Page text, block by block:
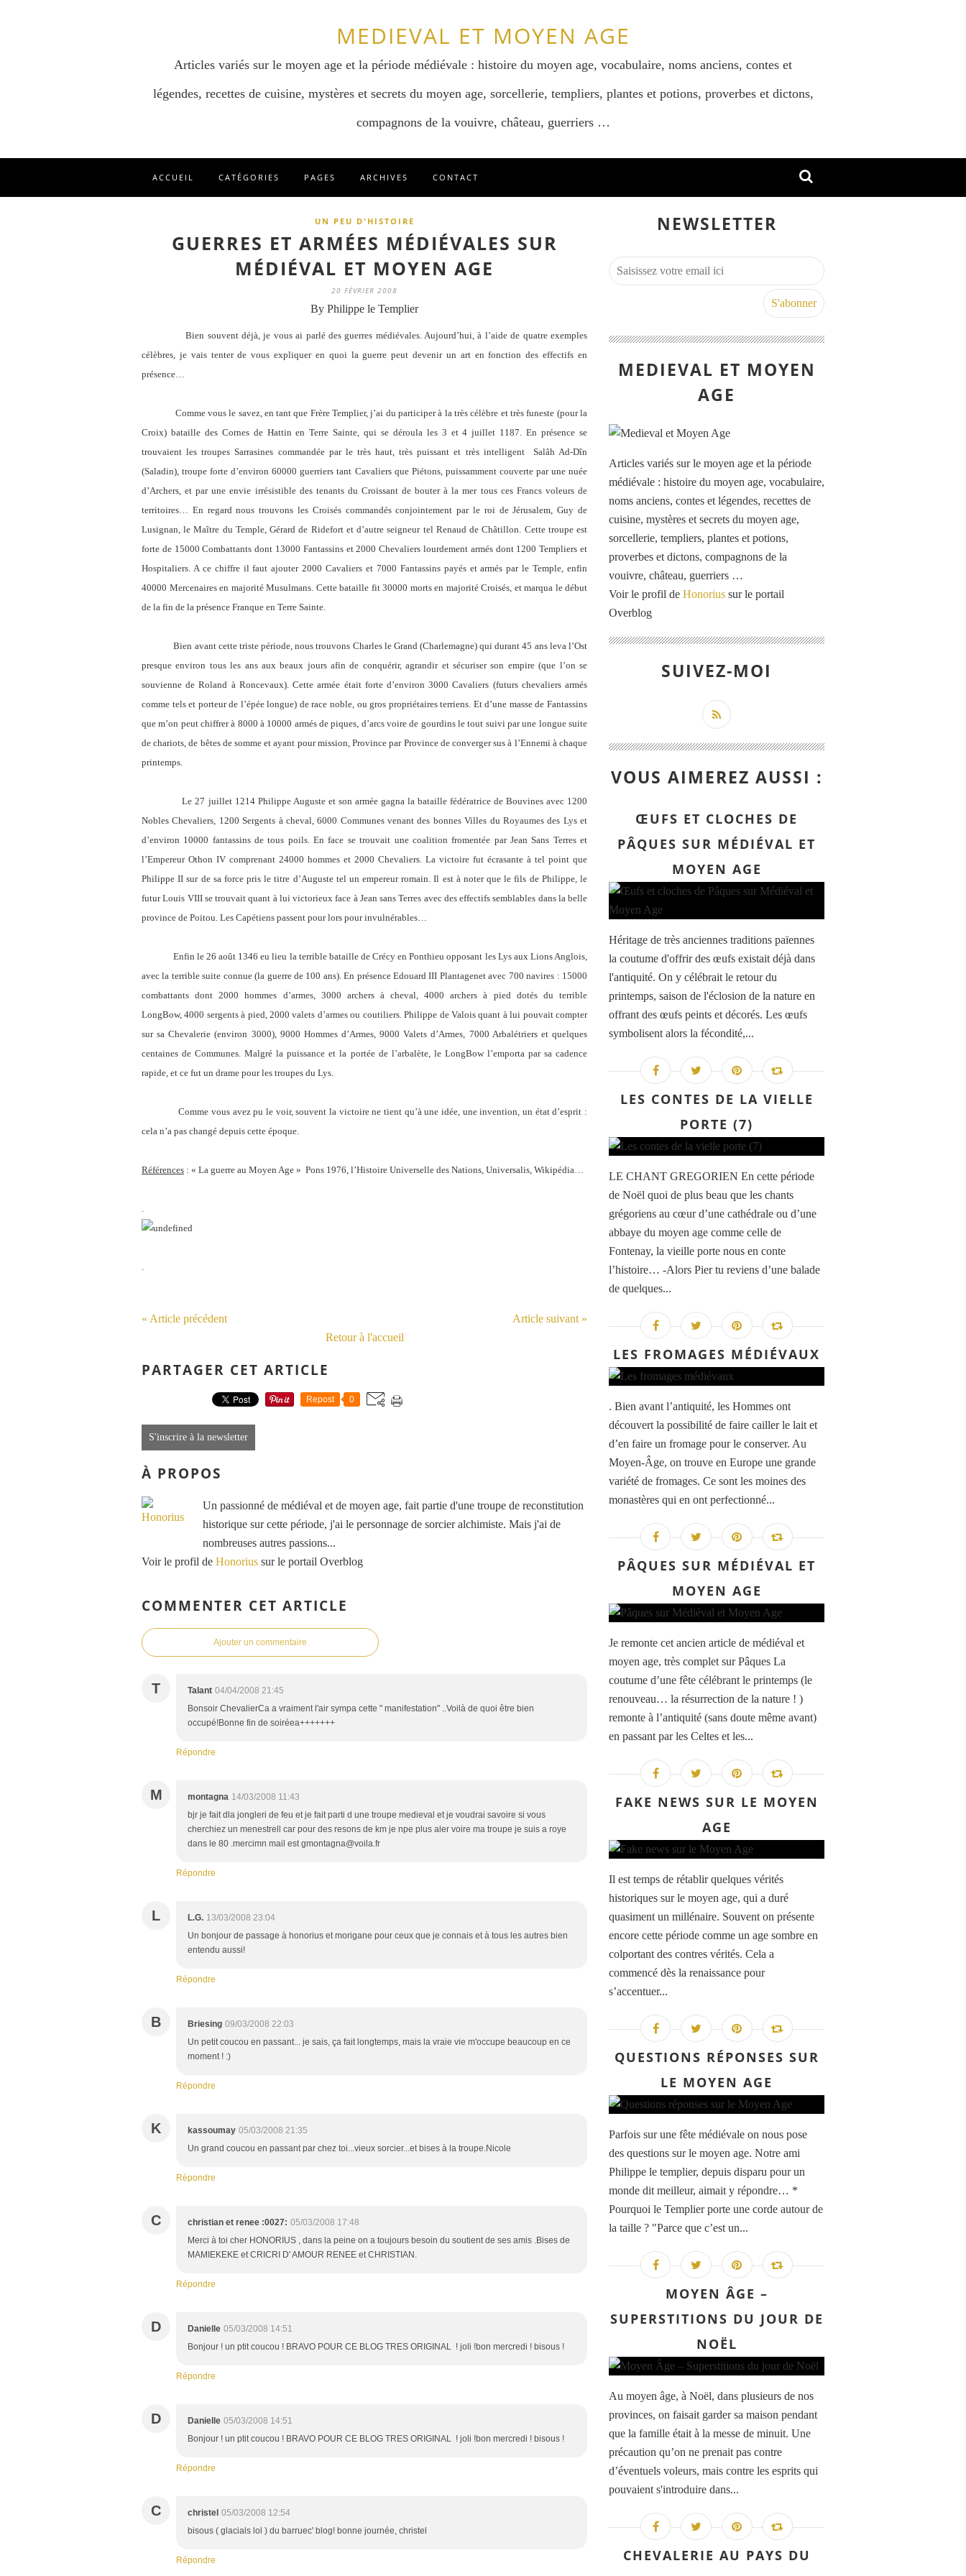
MEDIEVAL ET MOYEN AGE
Articles variés sur le moyen age et la période médiévale : histoire du moyen age, vocabulaire, noms anciens, contes et
légendes, recettes de cuisine, mystères et secrets du moyen age, sorcellerie, templiers, plantes et potions, proverbes et dictons,
compagnons de la vouivre, château, guerriers …
ACCUEIL CATÉGORIES PAGES ARCHIVES CONTACT
UN PEU D'HISTOIRE
GUERRES ET ARMÉES MÉDIÉVALES SUR
MÉDIÉVAL ET MOYEN AGE
20 FÉVRIER 2008
By Philippe le Templier
Bien souvent déjà, je vous ai parlé des guerres médiévales. Aujourd’hui, à l’aide de quatre exemples
célèbres, je vais tenter de vous expliquer en quoi la guerre peut devenir un art en fonction des effectifs en
présence…
Comme vous le savez, en tant que Frère Templier, j’ai du participer à la très célèbre et très funeste (pour la
Croix) bataille des Cornes de Hattin en Terre Sainte, qui se déroula les 3 et 4 juillet 1187. En présence se
trouvaient les troupes Sarrasines commandée par le très haut, très puissant et très intelligent Salâh Ad-Dîn
(Saladin), troupe forte d’environ 60000 guerriers tant Cavaliers que Piétons, puissamment couverte par une nuée
d’Archers, et par une envie irrésistible des tenants du Croissant de bouter à la mer tous ces Francs voleurs de
territoires… En regard nous trouvons les Croisés commandés conjointement par le roi de Jérusalem, Guy de
Lusignan, le Maître du Temple, Gérard de Ridefort et d’autre seigneur tel Renaud de Châtillon. Cette troupe est
forte de 15000 Combattants dont 13000 Fantassins et 2000 Chevaliers lourdement armés dont 1200 Templiers et
Hospitaliers. A ce chiffre il faut ajouter 2000 Cavaliers et 7000 Fantassins payés et armés par le Temple, enfin
40000 Mercenaires en majorité Musulmans. Cette bataille fit 30000 morts en majorité Croisés, et marqua le début
de la fin de la présence Franque en Terre Sainte.
Bien avant cette triste période, nous trouvons Charles le Grand (Charlemagne) qui durant 45 ans leva l’Ost
presque environ tous les ans aux beaux jours afin de conquérir, agrandir et sécuriser son empire (que l’on se
souvienne de Roland à Roncevaux). Cette armée était forte d’environ 3000 Cavaliers (futurs chevaliers armés
comme tels et porteur de l’épée longue) de race noble, ou gros propriétaires terriens. Et d’une masse de Fantassins
que m’on peut chiffrer à 8000 à 10000 armés de piques, d’arcs voire de gourdins le tout suivi par une longue suite
de chariots, de bêtes de somme et ayant pour mission, Province par Province de converger sus à l’Ennemi à chaque
printemps.
Le 27 juillet 1214 Philippe Auguste et son armée gagna la bataille fédératrice de Bouvines avec 1200
Nobles Chevaliers, 1200 Sergents à cheval, 6000 Communes venant des bonnes Villes du Royaumes des Lys et
d’environ 10000 fantassins de tous poils. En face se trouvait une coalition fromentée par Jean Sans Terres et
l’Empereur Othon IV comprenant 24000 hommes et 2000 Chevaliers. La victoire fut écrasante à tel point que
Philippe II sur de sa force pris le titre d’Auguste tel un empereur romain. Il est à noter que le fils de Philippe, le
futur Louis VIII se trouvait quant à lui victorieux face à Jean sans Terres avec des effectifs semblables dans la belle
province de Poitou. Les Capétiens passent pour lors pour invulnérables…
Enfin le 26 août 1346 eu lieu la terrible bataille de Crécy en Ponthieu opposant les Lys aux Lions Anglois,
avec la terrible suite connue (la guerre de 100 ans). En présence Edouard III Plantagenet avec 700 navires : 15000
combattants dont 2000 hommes d’armes, 3000 archers à cheval, 4000 archers à pied dotés du terrible
LongBow, 4000 sergents à pied, 2000 valets d’armes ou coutiliers. Philippe de Valois quant à lui pouvait compter
sur sa Chevalerie (environ 3000), 9000 Hommes d’Armes, 9000 Valets d’Armes, 7000 Arbalétriers et quelques
centaines de Communes. Malgré la puissance et la portée de l’arbalète, le LongBow l’emporta par sa cadence
rapide, et ce fut un drame pour les troupes du Lys.
Comme vous avez pu le voir, souvent la victoire ne tient qu’à une idée, une invention, un état d’esprit :
cela n’a pas changé depuis cette époque.
Références : « La guerre au Moyen Age » Pons 1976, l’Histoire Universelle des Nations, Universalis, Wikipédia…
.
.
« Article précédent
Article suivant »
Retour à l'accueil
PARTAGER CET ARTICLE
Repost 0
S'inscrire à la newsletter
À PROPOS
Un passionné de médiéval et de moyen age, fait partie d'une troupe de reconstitution
historique sur cette période, j'ai le personnage de sorcier alchimiste. Mais j'ai de
nombreuses autres passions...
Voir le profil de Honorius sur le portail Overblog
COMMENTER CET ARTICLE
Ajouter un commentaire
T Talant 04/04/2008 21:45
Bonsoir ChevalierCa a vraiment l'air sympa cette " manifestation" ..Voilà de quoi être bien
occupé!Bonne fin de soiréea+++++++
Répondre
M montagna 14/03/2008 11:43
bjr je fait dla jongleri de feu et je fait parti d une troupe medieval et je voudrai savoire si vous
cherchiez un menestrell car pour des resons de km je npe plus aler voire ma troupe je suis a roye
dans le 80 .mercimn mail est gmontagna@voila.fr
Répondre
L L.G. 13/03/2008 23:04
Un bonjour de passage à honorius et morigane pour ceux que je connais et à tous les autres bien
entendu aussi!
Répondre
B Briesing 09/03/2008 22:03
Un petit coucou en passant... je sais, ça fait longtemps, mais la vraie vie m'occupe beaucoup en ce
moment ! :)
Répondre
K kassoumay 05/03/2008 21:35
Un grand coucou en passant par chez toi...vieux sorcier...et bises à la troupe.Nicole
Répondre
C christian et renee :0027: 05/03/2008 17:48
Merci à toi cher HONORIUS , dans la peine on a toujours besoin du soutient de ses amis .Bises de
MAMIEKEKE et CRICRI D' AMOUR RENEE et CHRISTIAN.
Répondre
D Danielle 05/03/2008 14:51
Bonjour ! un ptit coucou ! BRAVO POUR CE BLOG TRES ORIGINAL ! joli !bon mercredi ! bisous !
Répondre
D Danielle 05/03/2008 14:51
Bonjour ! un ptit coucou ! BRAVO POUR CE BLOG TRES ORIGINAL ! joli !bon mercredi ! bisous !
Répondre
C christel 05/03/2008 12:54
bisous ( glacials lol ) du barruec' blog! bonne journée, christel
Répondre
NEWSLETTER
MEDIEVAL ET MOYEN
AGE
Articles variés sur le moyen age et la période
médiévale : histoire du moyen age, vocabulaire,
noms anciens, contes et légendes, recettes de
cuisine, mystères et secrets du moyen age,
sorcellerie, templiers, plantes et potions,
proverbes et dictons, compagnons de la
vouivre, château, guerriers …
Voir le profil de Honorius sur le portail
Overblog
SUIVEZ-MOI
VOUS AIMEREZ AUSSI :
ŒUFS ET CLOCHES DE
PÂQUES SUR MÉDIÉVAL ET
MOYEN AGE
Héritage de très anciennes traditions païennes
la coutume d'offrir des œufs existait déjà dans
l'antiquité. On y célébrait le retour du
printemps, saison de l'éclosion de la nature en
offrant des œufs peints et décorés. Les œufs
symbolisent alors la fécondité,...
LES CONTES DE LA VIELLE
PORTE (7)
LE CHANT GREGORIEN En cette période
de Noël quoi de plus beau que les chants
grégoriens au cœur d’une cathédrale ou d’une
abbaye du moyen age comme celle de
Fontenay, la vieille porte nous en conte
l’histoire… -Alors Pier tu reviens d’une balade
de quelques...
LES FROMAGES MÉDIÉVAUX
. Bien avant l’antiquité, les Hommes ont
découvert la possibilité de faire cailler le lait et
d’en faire un fromage pour le conserver. Au
Moyen-Âge, on trouve en Europe une grande
variété de fromages. Ce sont les moines des
monastères qui en ont perfectionné...
PÂQUES SUR MÉDIÉVAL ET
MOYEN AGE
Je remonte cet ancien article de médiéval et
moyen age, très complet sur Pâques La
coutume d’une fête célébrant le printemps (le
renouveau… la résurrection de la nature ! )
remonte à l’antiquité (sans doute même avant)
en passant par les Celtes et les...
FAKE NEWS SUR LE MOYEN
AGE
Il est temps de rétablir quelques vérités
historiques sur le moyen age, qui a duré
quasiment un millénaire. Souvent on présente
encore cette période comme un age sombre en
colportant des contres vérités. Cela a
commencé dès la renaissance pour
s’accentuer...
QUESTIONS RÉPONSES SUR
LE MOYEN AGE
Parfois sur une fête médiévale on nous pose
des questions sur le moyen age. Notre ami
Philippe le templier, depuis disparu pour un
monde dit meilleur, aimait y répondre… *
Pourquoi le Templier porte une corde autour de
la taille ? "Parce que c’est un...
MOYEN ÂGE –
SUPERSTITIONS DU JOUR DE
NOËL
Au moyen âge, à Noël, dans plusieurs de nos
provinces, on faisait garder sa maison pendant
que la famille était à la messe de minuit. Une
précaution qu’on ne prenait pas contre
d’éventuels voleurs, mais contre les esprits qui
pouvaient s'introduire dans...
CHEVALERIE AU PAYS DU